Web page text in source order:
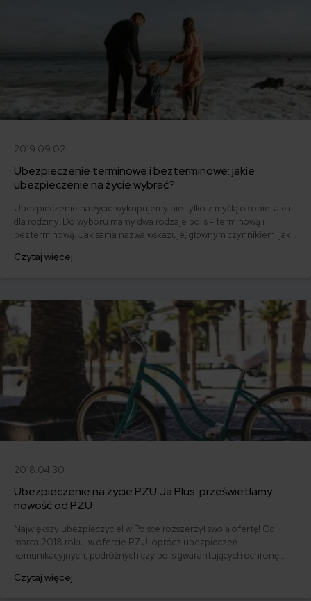
2019.09.02
Ubezpieczenie terminowe i bezterminowe: jakie
ubezpieczenie na życie wybrać?
Ubezpieczenie na życie wykupujemy nie tylko z myślą o sobie, ale i
dla rodziny. Do wyboru mamy dwa rodzaje polis - terminową i
bezterminową. Jak sama nazwa wskazuje, głównym czynnikiem, jaki
wybrać?
Czytaj więcej
2018.04.30
Ubezpieczenie na życie PZU Ja Plus: prześwietlamy
nowość od PZU
Największy ubezpieczyciel w Polsce rozszerzył swoją ofertę! Od
marca 2018 roku, w ofercie PZU, oprócz ubezpieczeń
komunikacyjnych, podróżnych czy polis gwarantujących ochronę
dostępną on line "JA PLUS".
Czytaj więcej